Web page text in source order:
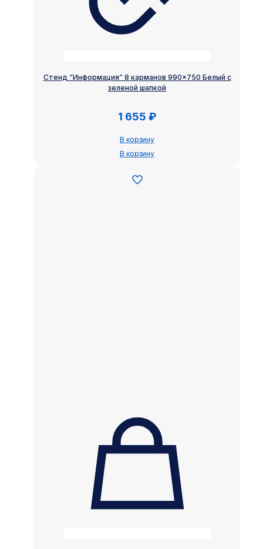
Стенд “Информация” 8 карманов 990×750 Белый с
зеленой шапкой
1 655 ₽
В корзину
В корзину